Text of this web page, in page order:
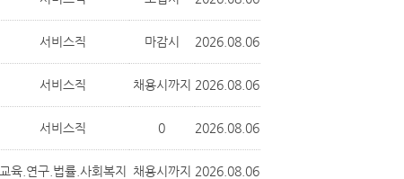
서비스직 마감시 2026.08.06
서비스직 채용시까지 2026.08.06
서비스직 0 2026.08.06
교육.연구.법률.사회복지 채용시까지 2026.08.06